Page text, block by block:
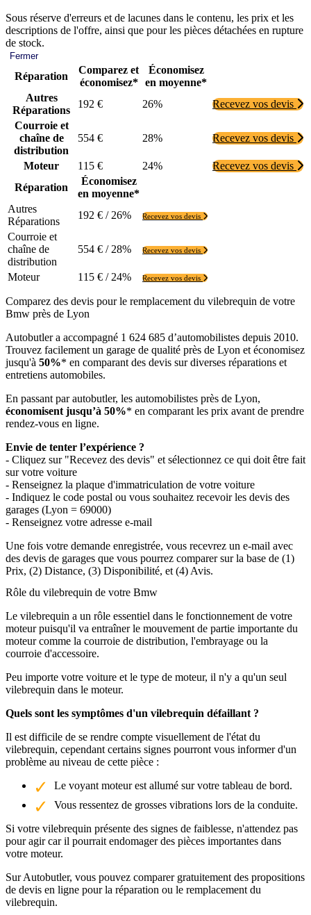
Sous réserve d'erreurs et de lacunes dans le contenu, les prix et les
descriptions de l'offre, ainsi que pour les pièces détachées en rupture
de stock.
Fermer
Réparation
Comparez et
économisez*
Économisez
en moyenne*
Autres
Réparations
192 € 26%
Recevez vos devis
Courroie et
chaîne de
distribution
554 € 28% Recevez vos devis
Moteur 115 € 24%
Recevez vos devis
Réparation
Économisez
en moyenne*
Autres
Réparations
192 € / 26% Recevez vos devis
Courroie et
chaîne de
distribution
554 € / 28% Recevez vos devis
Moteur 115 € / 24% Recevez vos devis
Comparez des devis pour le remplacement du vilebrequin de votre
Bmw près de Lyon
Autobutler a accompagné 1 624 685 d’automobilistes depuis 2010.
Trouvez facilement un garage de qualité près de Lyon et économisez
jusqu'à 50%* en comparant des devis sur diverses réparations et
entretiens automobiles.
En passant par autobutler, les automobilistes près de Lyon,
économisent jusqu’à 50%* en comparant les prix avant de prendre
rendez-vous en ligne.
Envie de tenter l’expérience ?
- Cliquez sur "Recevez des devis" et sélectionnez ce qui doit être fait
sur votre voiture
- Renseignez la plaque d'immatriculation de votre voiture
- Indiquez le code postal ou vous souhaitez recevoir les devis des
garages (Lyon = 69000)
- Renseignez votre adresse e-mail
Une fois votre demande enregistrée, vous recevrez un e-mail avec
des devis de garages que vous pourrez comparer sur la base de (1)
Prix, (2) Distance, (3) Disponibilité, et (4) Avis.
Rôle du vilebrequin de votre Bmw
Le vilebrequin a un rôle essentiel dans le fonctionnement de votre
moteur puisqu'il va entraîner le mouvement de partie importante du
moteur comme la courroie de distribution, l'embrayage ou la
courroie d'accessoire.
Peu importe votre voiture et le type de moteur, il n'y a qu'un seul
vilebrequin dans le moteur.
Quels sont les symptômes d'un vilebrequin défaillant ?
Il est difficile de se rendre compte visuellement de l'état du
vilebrequin, cependant certains signes pourront vous informer d'un
problème au niveau de cette pièce :
Le voyant moteur est allumé sur votre tableau de bord.
Vous ressentez de grosses vibrations lors de la conduite.
Si votre vilebrequin présente des signes de faiblesse, n'attendez pas
pour agir car il pourrait endomager des pièces importantes dans
votre moteur.
Sur Autobutler, vous pouvez comparer gratuitement des propositions
de devis en ligne pour la réparation ou le remplacement du
vilebrequin.